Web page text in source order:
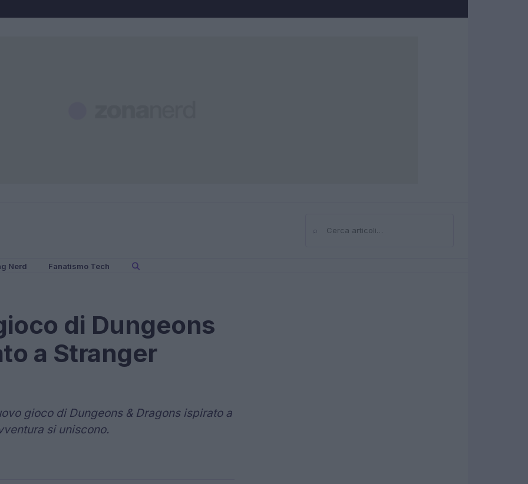
⌕Cerca
Nerd Fanatismo Tech
di Dungeons
a Stranger
gioco di Dungeons & Dragons ispirato a
si uniscono.